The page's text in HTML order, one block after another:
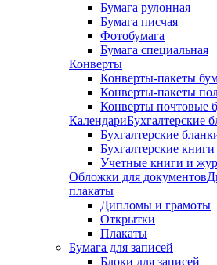
Бумага рулонная
Бумага писчая
Фотобумага
Бумага специальная
Конверты
Конверты-пакеты
Конверты-пакеты
Конверты почтовые
КалендариБухгалтерские
Бухгалтерские
Бухгалтерские книги
Учетные книги и
Обложки для документов
плакаты
Дипломы и грамоты
Открытки
Плакаты
Бумага для записей
Блоки для записей